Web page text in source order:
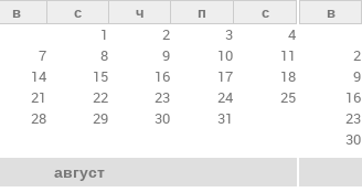
в с ч п
с
1
2 3
4
7 8 9 10
11
14 15 16 17
18
21 22 23 24
25
28 29 30 31
в
2
9
16
23
30
август